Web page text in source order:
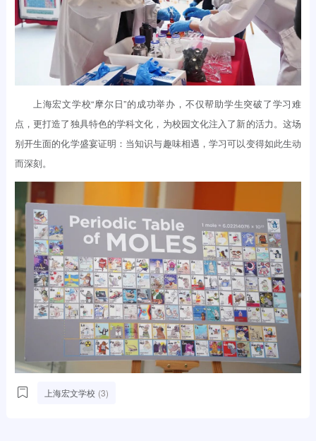
上海宏文学校“摩尔日”的成功举办，不仅帮助学生突破了学习难
点，更打造了独具特色的学科文化，为校园文化注入了新的活力。这场
别开生面的化学盛宴证明：当知识与趣味相遇，学习可以变得如此生动
而深刻。
上海宏文学校 (3)